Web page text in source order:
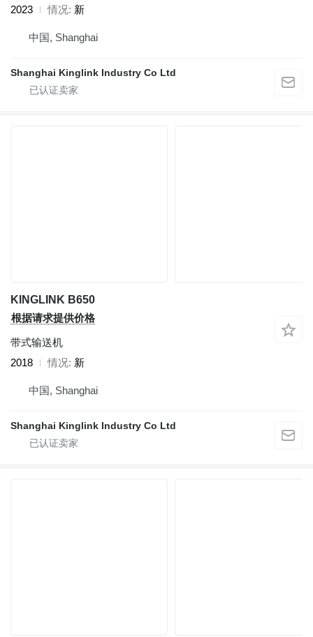
2023
情况 新
中国, Shanghai
Shanghai Kinglink Industry Co Ltd
KINGLINK B650
根据请求提供价格
带式输送机
2018
情况 新
中国, Shanghai
Shanghai Kinglink Industry Co Ltd